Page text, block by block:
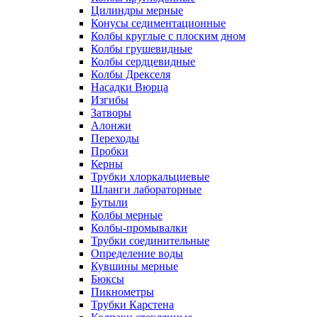
Цилиндры мерные
Конусы седиментационные
Колбы круглые с плоским дном
Колбы грушевидные
Колбы сердцевидные
Колбы Дрекселя
Насадки Вюрца
Изгибы
Затворы
Алонжи
Переходы
Пробки
Керны
Трубки хлоркальциевые
Шланги лабораторные
Бутыли
Колбы мерные
Колбы-промывалки
Трубки соединительные
Определение воды
Кувшины мерные
Бюксы
Пикнометры
Трубки Карстена